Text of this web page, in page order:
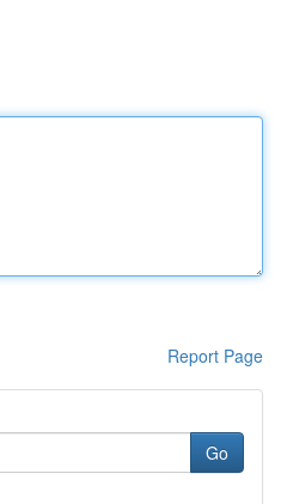
Report Page
Go